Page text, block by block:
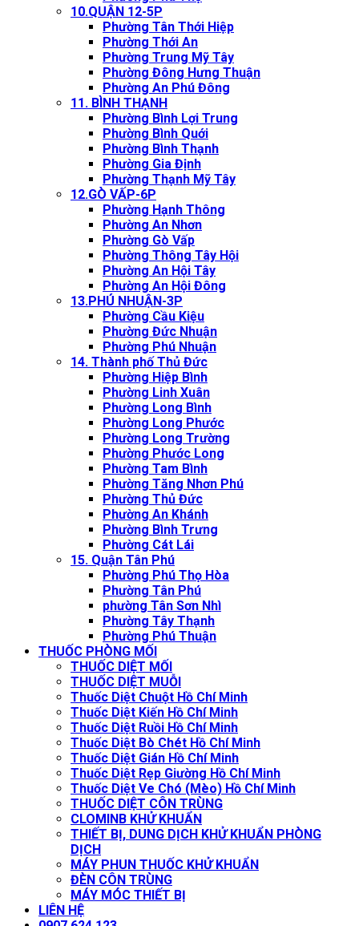
10.QUẬN 12-5P
Phường Tân Thới Hiệp
Phường Thới An
Phường Trung Mỹ Tây
Phường Đông Hưng Thuận
Phường An Phú Đông
11. BÌNH THẠNH
Phường Bình Lợi Trung
Phường Bình Quới
Phường Bình Thạnh
Phường Gia Định
Phường Thạnh Mỹ Tây
12.GÒ VẤP-6P
Phường Hạnh Thông
Phường An Nhơn
Phường Gò Vấp
Phường Thông Tây Hội
Phường An Hội Tây
Phường An Hội Đông
13.PHÚ NHUẬN-3P
Phường Cầu Kiệu
Phường Đức Nhuận
Phường Phú Nhuận
14. Thành phố Thủ Đức
Phường Hiệp Bình
Phường Linh Xuân
Phường Long Bình
Phường Long Phước
Phường Long Trường
Phường Phước Long
Phường Tam Bình
Phường Tăng Nhơn Phú
Phường Thủ Đức
Phường An Khánh
Phường Bình Trưng
Phường Cát Lái
15. Quận Tân Phú
Phường Phú Thọ Hòa
Phường Tân Phú
phường Tân Sơn Nhì
Phường Tây Thạnh
Phường Phú Thuận
THUỐC PHÒNG MỐI
THUỐC DIỆT MỐI
THUỐC DIỆT MUỖI
Thuốc Diệt Chuột Hồ Chí Minh
Thuốc Diệt Kiến Hồ Chí Minh
Thuốc Diệt Ruồi Hồ Chí Minh
Thuốc Diệt Bò Chét Hồ Chí Minh
Thuốc Diệt Gián Hồ Chí Minh
Thuốc Diệt Rẹp Giường Hồ Chí Minh
Thuốc Diệt Ve Chó (Mèo) Hồ Chí Minh
THUỐC DIỆT CÔN TRÙNG
CLOMINB KHỬ KHUẨN
THIẾT BỊ, DUNG DỊCH KHỬ KHUẨN PHÒNG
DỊCH
MÁY PHUN THUỐC KHỬ KHUẨN
ĐÈN CÔN TRÙNG
MÁY MÓC THIẾT BỊ
LIÊN HỆ